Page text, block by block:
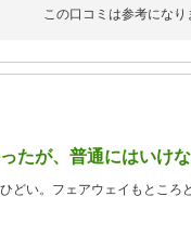
この口コミは参考になり
たが、普通にはいけ
どい。フェアウェイもところ